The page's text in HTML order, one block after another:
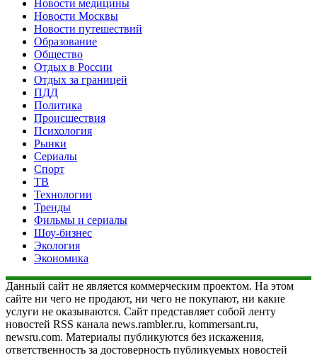
Новости медицины
Новости Москвы
Новости путешествий
Образование
Общество
Отдых в России
Отдых за границей
ПДД
Политика
Происшествия
Психология
Рынки
Сериалы
Спорт
ТВ
Технологии
Тренды
Фильмы и сериалы
Шоу-бизнес
Экология
Экономика
Данный сайт не является коммерческим проектом. На этом
сайте ни чего не продают, ни чего не покупают, ни какие
услуги не оказываются. Сайт представляет собой ленту
новостей RSS канала news.rambler.ru, kommersant.ru,
newsru.com. Материалы публикуются без искажения,
ответственность за достоверность публикуемых новостей